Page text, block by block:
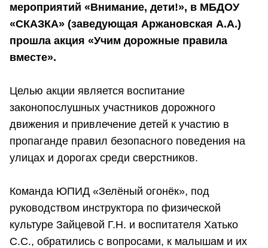
мероприятий «Внимание, дети!», в МБДОУ
«СКАЗКА» (заведующая Аржановская А.А.)
прошла акция «Учим дорожные правила
вместе».
Целью акции является воспитание
законопослушных участников дорожного
движения и привлечение детей к участию в
пропаганде правил безопасного поведения на
улицах и дорогах среди сверстников.
Команда ЮПИД «Зелёный огонёк», под
руководством инструктора по физической
культуре Зайцевой Г.Н. и воспитателя Хатько
С.С., обратились с вопросами, к малышам и их